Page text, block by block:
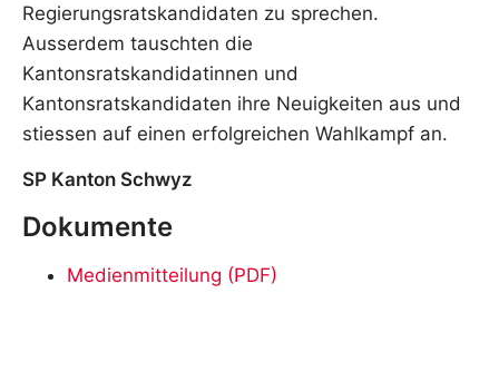
Regierungsratskandidaten zu sprechen.
Ausserdem tauschten die
Kantonsratskandidatinnen und
Kantonsratskandidaten ihre Neuigkeiten aus und
stiessen auf einen erfolgreichen Wahlkampf an.
SP Kanton Schwyz
Dokumente
Medienmitteilung (PDF)